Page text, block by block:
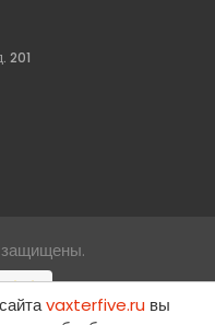
201
vaxterfive.ru вы